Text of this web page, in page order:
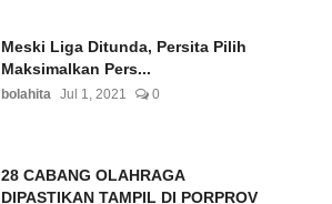
Meski Liga Ditunda, Persita Pilih
Maksimalkan Pers...
bolahita Jul 1, 2021 0
28 CABANG OLAHRAGA
DIPASTIKAN TAMPIL DI PORPROV